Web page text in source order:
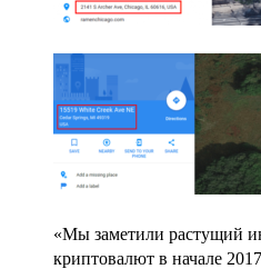
«Мы заметили растущий
криптовалют в начале